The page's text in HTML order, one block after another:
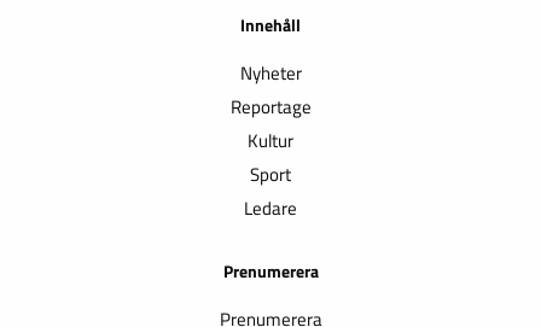
Innehåll
Nyheter
Reportage
Kultur
Sport
Ledare
Prenumerera
Prenumerera